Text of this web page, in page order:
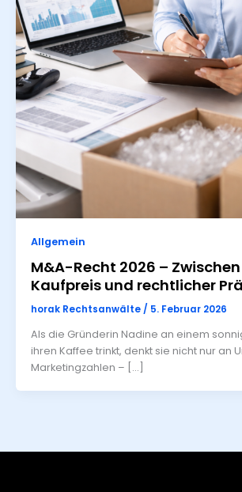
Allgemein
M&A-Recht 2026 –
Kaufpreis und rechtlicher
horak Rechtsanwälte/ 5. Februar 2026
Als die Gründerin Nadine an einem
ihren Kaffee trinkt, denkt sie nicht nur an
Marketingzahlen – […]